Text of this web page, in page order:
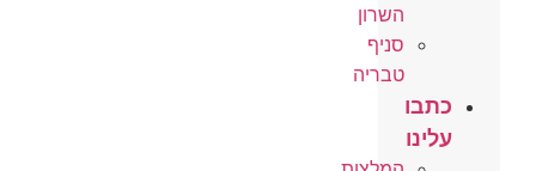
השרון
סניף
טבריה
כתבו
עלינו